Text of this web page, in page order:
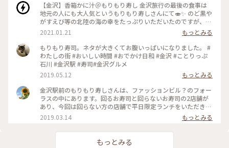
【金沢】香箱かに汁＠もりもり寿し 金沢旅行の最後の食事は
地元の人にも大人気というもりもり寿しさんにて🍣✨ のど黒や
がすえび等の北陸の海の幸をたっぷりいただいたのですが、こ
の香箱がにのかに汁が絶品でした🦀 旬の香箱がには内子も外
子も味噌もみっちみちに詰まっていて、濃厚で美味しい～！ 見
てくださいこの断面…すごすぎる…！蟹味噌大好きなので幸せ
すぎました😭 旬のものを旬の時期に味わうって最高の贅沢で
すねえ…。滞在時間の最後の最後まで日本海の幸を満喫できま
2021.01.21
もっとみる
もりもり寿司。ネタが大きくてお腹いっぱいになりました。 #
わたしの街 #おいしい時間 #おでかけ日和 #金沢 #ことりっぷ
石川 #金沢駅 #寿司#金沢グルメ
2019.05.12
もっとみる
金沢駅前のもりもり寿しさんは、ファッションビル？のフォー
ラスの中にあります。回るお寿司と回らないお寿司の2店舗が
あり、今回は回らない方の店舗で平日限定ランチをいただきま
した😋 お寿司10貫に美味しいあら汁がついてとってもおト
ク。定番ネタ中心ですがどれも新鮮で美味しく、さすが金沢！
と思いました😊他にも色々なセットがあって、メニューも豊富
です✨ #もりもり寿し #金沢 #フォーラス #ランチ #寿司
2019.03.14 もっとみる
もっとみる